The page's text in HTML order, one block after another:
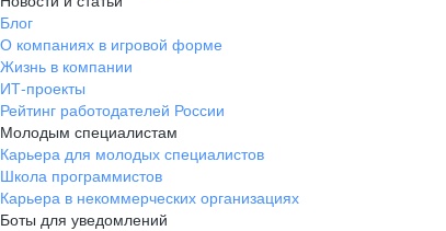
Блог
О компаниях в игровой форме
Жизнь в компании
ИТ-проекты
Рейтинг работодателей России
Молодым специалистам
Карьера для молодых специалистов
Школа программистов
Карьера в некоммерческих организациях
Боты для уведомлений